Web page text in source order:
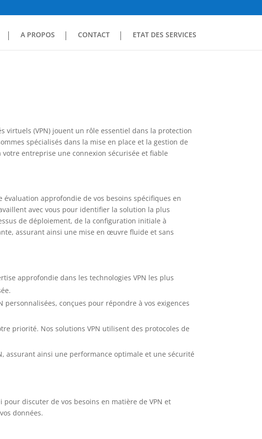
A PROPOS CONTACT ETAT DES SERVICES
virtuels (VPN) jouent un rôle essentiel dans la protection
spécialisés dans la mise en place et la gestion de
entreprise une connexion sécurisée et fiable
évaluation approfondie de vos besoins spécifiques en
avec vous pour identifier la solution la plus
de déploiement, de la configuration initiale à
assurant ainsi une mise en œuvre fluide et sans
approfondie dans les technologies VPN les plus
personnalisées, conçues pour répondre à vos exigences
priorité. Nos solutions VPN utilisent des protocoles de
assurant ainsi une performance optimale et une sécurité
pour discuter de vos besoins en matière de VPN et
données.